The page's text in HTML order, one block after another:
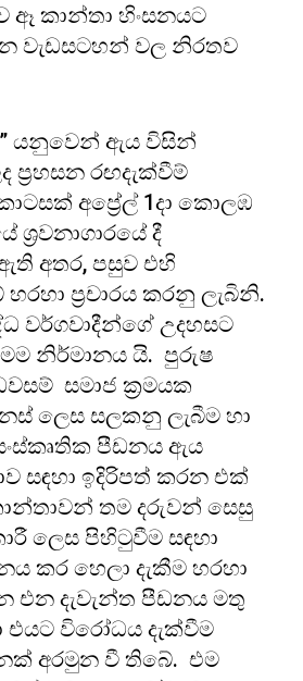
ඈ කාන්තා හිංසනයට
වැඩසටහන් වල නිරතව
යනුවෙන් ඇය විසින්
ප්‍රහසන රඟදැක්වීම්
අප්‍රේල් 1දා කොලඹ
ශ්‍රවනාගාරයේ දී
අතර, පසුව එහි
ප්‍රචාරය කරනු ලැබිනි.
වර්ගවාදීන්ගේ උදහසට
නිර්මානය යි. පුරුෂ
සමාජ ක්‍රමයක
ලෙස සලකනු ලැබීම හා
පීඩනය ඇය
සඳහා ඉදිරිපත් කරන එක්
තම දරුවන් සෙසු
ලෙස පිහිටුවීම සඳහා
කර හෙලා දැකීම හරහා
එන දැවැන්ත පීඩනය මතු
එය⁣ට විරෝධය දැක්වීම
අරමුන වී තිබේ. එම